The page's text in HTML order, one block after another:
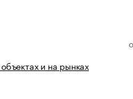
и на рынках